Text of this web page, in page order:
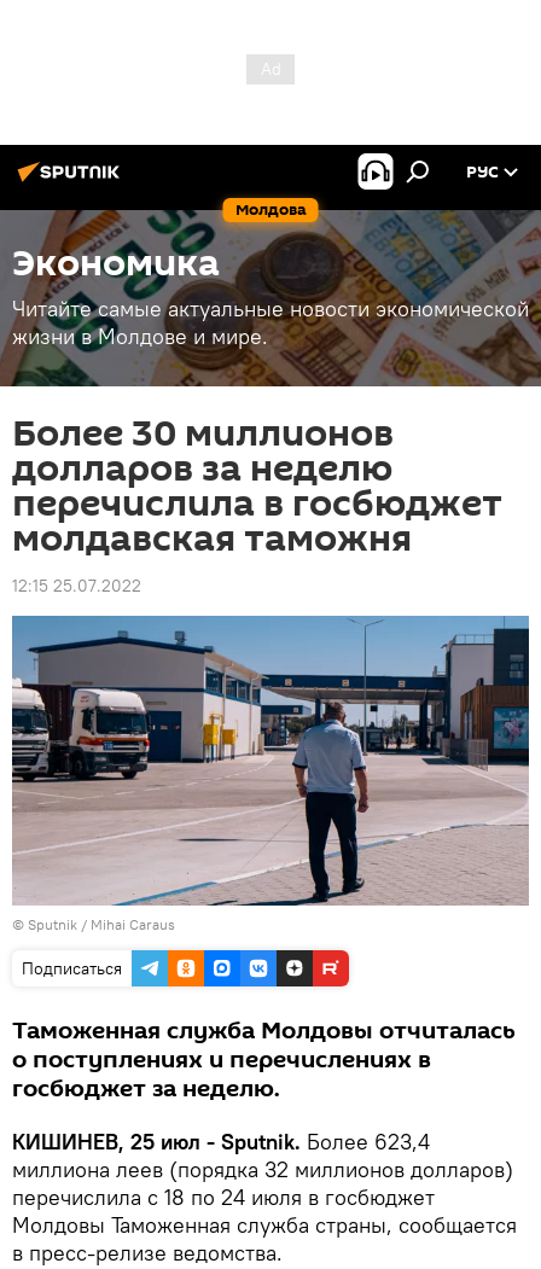
Молдова
РУС
Экономика
Читайте самые актуальные новости экономической
жизни в Молдове и мире.
Более 30 миллионов
долларов за неделю
перечислила в госбюджет
молдавская таможня
12:15 25.07.2022
© Sputnik / Mihai Caraus
Подписаться
Таможенная служба Молдовы отчиталась
о поступлениях и перечислениях в
госбюджет за неделю.
КИШИНЕВ, 25 июл - Sputnik. Более 623,4
миллиона леев (порядка 32 миллионов долларов)
перечислила с 18 по 24 июля в госбюджет
Молдовы Таможенная служба страны, сообщается
в пресс-релизе ведомства.